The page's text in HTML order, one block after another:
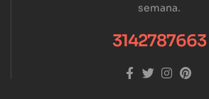
semana.
3142787663